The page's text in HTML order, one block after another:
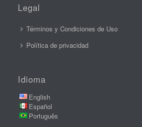
Legal
Términos y Condiciones de Uso
Política de privacidad
Idioma
English
Español
Português